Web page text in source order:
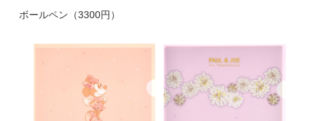
ボールペン（3300円）